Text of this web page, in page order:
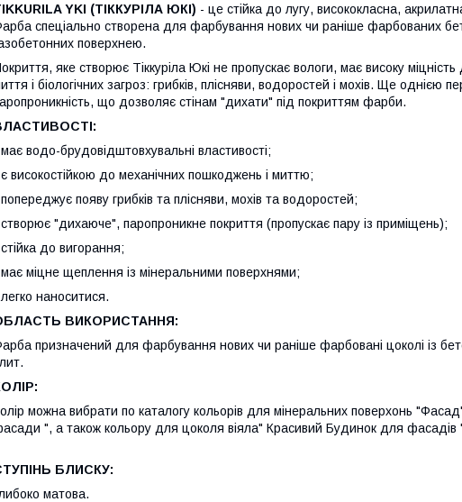
YKI (ТІККУРІЛА ЮКІ) - це стійка до лугу, висококласна,
спеціально створена для фарбування нових чи раніше фарбованих
поверхнею.
яке створює Тіккуріла Юкі не пропускає вологи, має високу
і біологічних загроз: грибків, плісняви, водоростей і мохів. Ще однією
що дозволяє стінам "дихати" під покриттям фарби.
водо-брудовідштовхувальні властивості;
високостійкою до механічних пошкоджень і миттю;
появу грибків та плісняви, мохів та водоростей;
"дихаюче", паропроникне покриття (пропускає пару із приміщень);
до вигорання;
міцне щеплення із мінеральними поверхнями;
наноситися.
ВИКОРИСТАННЯ:
призначений для фарбування нових чи раніше фарбовані цоколі із
можна вибрати по каталогу кольорів для мінеральних поверхонь
", а також кольору для цоколя віяла" Красивий Будинок для фасадів
БЛИСКУ:
матова.